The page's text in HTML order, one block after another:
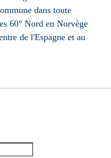
dans toute
60° Nord en Norvège
de l'Espagne et au